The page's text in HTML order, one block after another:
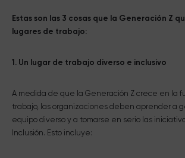
Estas son las 3 cosas que la Generación Z
lugares de trabajo:
1. Un lugar de trabajo diverso e inclusivo
A medida de que la Generación Z crece en la
trabajo, las organizaciones deben aprender a
equipo diverso y a tomarse en serio las
Inclusión. Esto incluye: